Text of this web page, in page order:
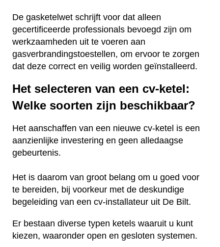
De gasketelwet schrijft voor dat alleen
gecertificeerde professionals bevoegd zijn om
werkzaamheden uit te voeren aan
gasverbrandingstoestellen, om ervoor te zorgen
dat deze correct en veilig worden geïnstalleerd.
Het selecteren van een cv-ketel:
Welke soorten zijn beschikbaar?
Het aanschaffen van een nieuwe cv-ketel is een
aanzienlijke investering en geen alledaagse
gebeurtenis.
Het is daarom van groot belang om u goed voor
te bereiden, bij voorkeur met de deskundige
begeleiding van een cv-installateur uit De Bilt.
Er bestaan diverse typen ketels waaruit u kunt
kiezen, waaronder open en gesloten systemen.